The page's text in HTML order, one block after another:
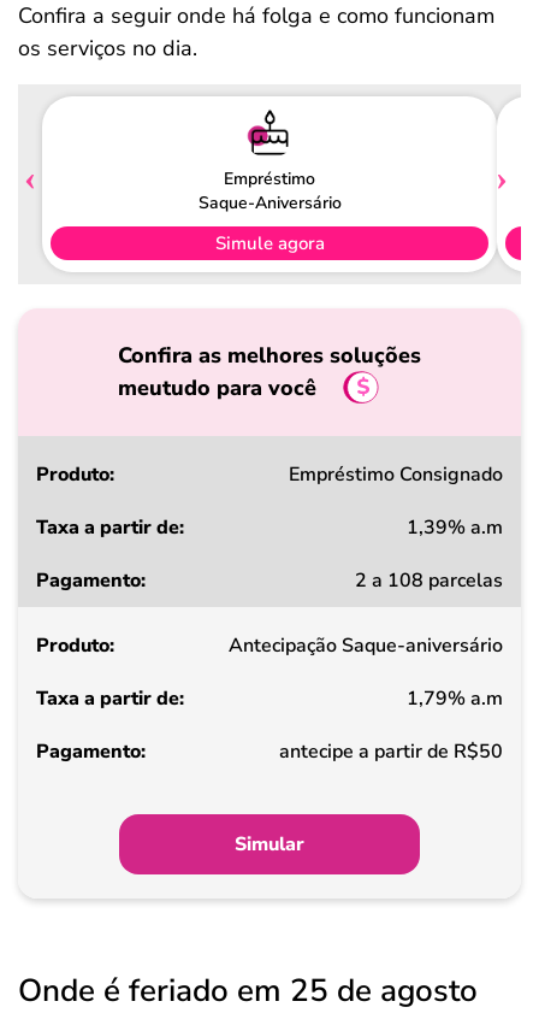
Confira a seguir onde há folga e como funcionam
os serviços no dia.
Empréstimo
Saque-Aniversário
Simule agora
Confira as melhores soluções
meutudo para você
Produto
a
de
Pagamento
Empréstimo Consignado
1,39% a.m
2 a 108 parcelas
Antecipação Saque-aniversário
1,79% a.m
antecipe a partir de R$50
Simular
Onde é feriado em 25 de agosto